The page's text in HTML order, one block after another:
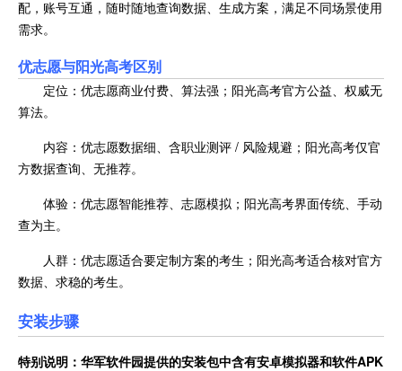
配，账号互通，随时随地查询数据、生成方案，满足不同场景使用
需求。
优志愿与阳光高考区别
定位：优志愿商业付费、算法强；阳光高考官方公益、权威无
算法。
内容：优志愿数据细、含职业测评 / 风险规避；阳光高考仅官
方数据查询、无推荐。
体验：优志愿智能推荐、志愿模拟；阳光高考界面传统、手动
查为主。
人群：优志愿适合要定制方案的考生；阳光高考适合核对官方
数据、求稳的考生。
安装步骤
特别说明：华军软件园提供的安装包中含有安卓模拟器和软件APK